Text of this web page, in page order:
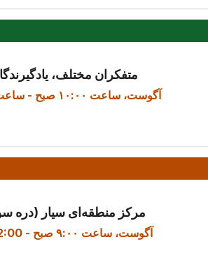
متفکران مختلف،
۲۵ آگوست، ساعت ۱۰:۰۰ صبح -
مرکز منطقه‌ای سیار (دره
۲۶ آگوست، ساعت ۹:۰۰ صبح -